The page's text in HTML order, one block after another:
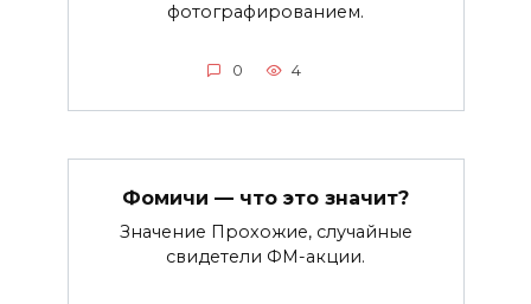
фотографированием.
0 4
Фомичи — что это значит?
Значение Прохожие, случайные
свидетели ФМ-акции.